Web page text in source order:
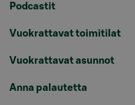
Podcastit
Vuokrattavat toimitilat
Vuokrattavat asunnot
Anna palautetta